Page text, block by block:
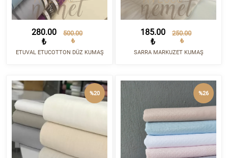
280.00
₺
500.00
₺
ETUVAL ETUCOTTON DÜZ KUMAŞ
185.00
₺
250.00
₺
SARRA MARKUZET KUMAŞ
%20 %26